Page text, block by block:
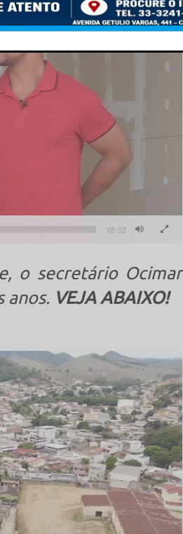
05:02
o secretário Ocimar
anos. VEJA ABAIXO!
This popup will close in: